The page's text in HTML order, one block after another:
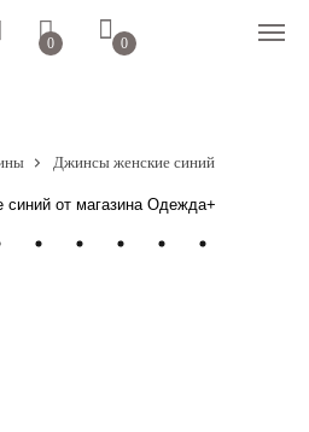
0 0
Джинсы женские синий